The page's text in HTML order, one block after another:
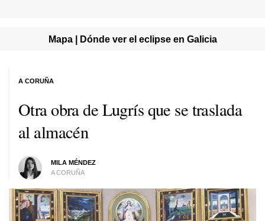
Mapa | Dónde ver el eclipse en Galicia
Otra obra de Lugrís que se traslada
al almacén
MILA MÉNDEZ
A CORUÑA
A CORUÑA